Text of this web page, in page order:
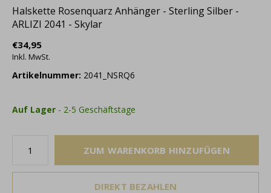
Halskette Rosenquarz Anhänger - Sterling Silber -
ARLIZI 2041 - Skylar
€34,95
Inkl. MwSt.
Artikelnummer: 2041_NSRQ6
Auf Lager - 2-5 Geschäftstage
ZUM WARENKORB HINZUFÜGEN
DIREKT BEZAHLEN